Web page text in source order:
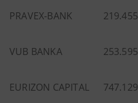
PRAVEX-BANK 219.455
VUB BANKA 253.595
EURIZON CAPITAL 747.129